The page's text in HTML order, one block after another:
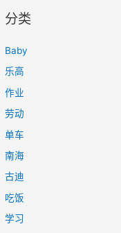
分类
Baby
乐高
作业
劳动
单车
南海
古迪
吃饭
学习